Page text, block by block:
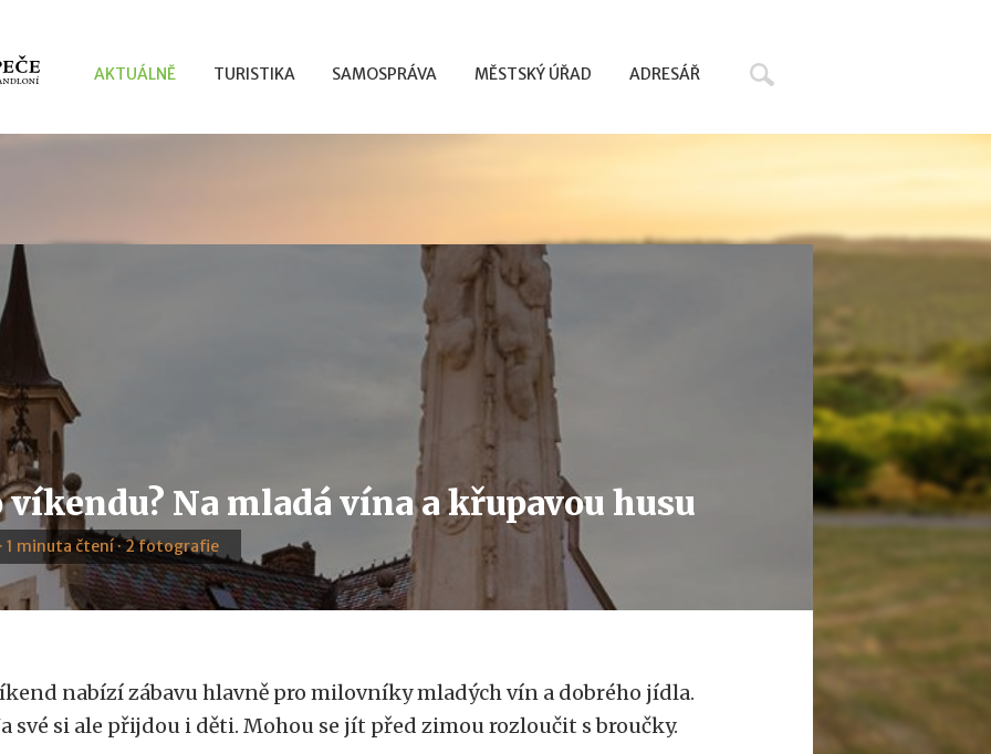
AKTUÁLNĚ TURISTIKA SAMOSPRÁVA MĚSTSKÝ ÚŘAD ADRESÁŘ
víkendu? Na mladá vína a křupavou husu
· 1 minuta čtení · 2 fotografie
nabízí zábavu hlavně pro milovníky mladých vín a dobrého jídla.
své si ale přijdou i děti. Mohou se jít před zimou rozloučit s broučky.